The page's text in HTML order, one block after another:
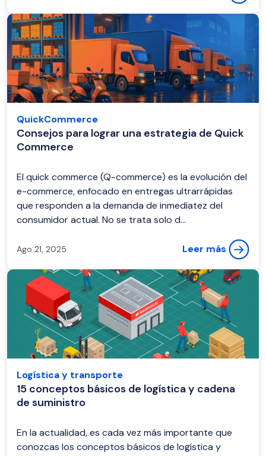
QuickCommerce
Consejos para lograr una estrategia de Quick
Commerce
El quick commerce (Q-commerce) es la evolución del
e-commerce, enfocado en entregas ultrarrápidas
que responden a la demanda de inmediatez del
consumidor actual. No se trata solo d...
Ago 21, 2025 Leer más
Logística y transporte
15 conceptos básicos de logística y cadena
de suministro
En la actualidad, es cada vez más importante que
conozcas los conceptos básicos de logística y